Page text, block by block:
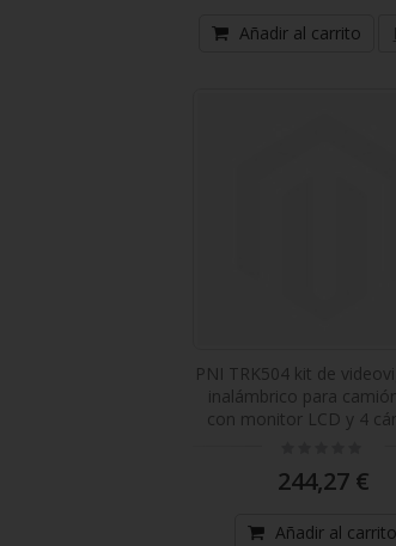
Añadir al carrito
PNI TRK504 kit de
inalámbrico para
con monitor LCD y 4
244,27 €
Añadir al carrito